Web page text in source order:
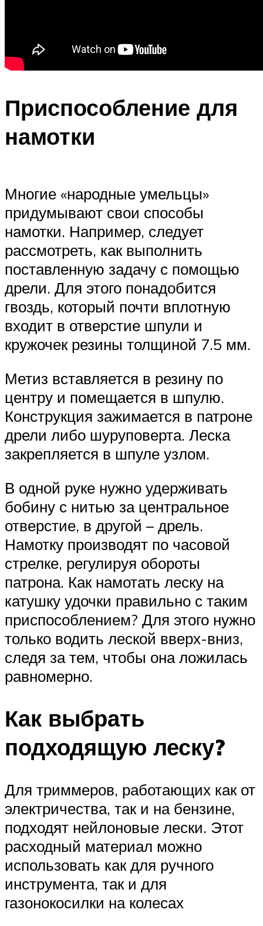
Приспособление для
намотки
Многие «народные умельцы»
придумывают свои способы
намотки. Например, следует
рассмотреть, как выполнить
поставленную задачу с помощью
дрели. Для этого понадобится
гвоздь, который почти вплотную
входит в отверстие шпули и
кружочек резины толщиной 7.5 мм.
Метиз вставляется в резину по
центру и помещается в шпулю.
Конструкция зажимается в патроне
дрели либо шуруповерта. Леска
закрепляется в шпуле узлом.
В одной руке нужно удерживать
бобину с нитью за центральное
отверстие, в другой – дрель.
Намотку производят по часовой
стрелке, регулируя обороты
патрона. Как намотать леску на
катушку удочки правильно с таким
приспособлением? Для этого нужно
только водить леской вверх-вниз,
следя за тем, чтобы она ложилась
равномерно.
Как выбрать
подходящую леску?
Для триммеров, работающих как от
электричества, так и на бензине,
подходят нейлоновые лески. Этот
расходный материал можно
использовать как для ручного
инструмента, так и для
газонокосилки на колесах